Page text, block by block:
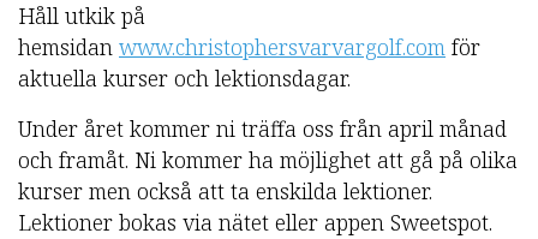
Håll utkik på
hemsidan www.christophersvarvargolf.com för
aktuella kurser och lektionsdagar.
Under året kommer ni träffa oss från april månad
och framåt. Ni kommer ha möjlighet att gå på olika
kurser men också att ta enskilda lektioner.
Lektioner bokas via nätet eller appen Sweetspot.